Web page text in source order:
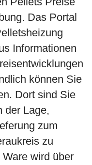
Das Portal
Informationen
können Sie
Dort sind Sie
der Lage,
zum
zu
wird über